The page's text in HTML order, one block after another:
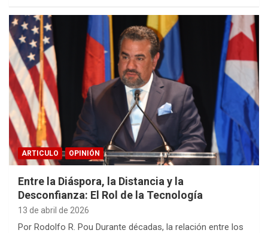
ARTICULO OPINIÓN
Entre la Diáspora, la Distancia y la
Desconfianza: El Rol de la Tecnología
13 de abril de 2026
Por Rodolfo R. Pou Durante décadas, la relación entre los